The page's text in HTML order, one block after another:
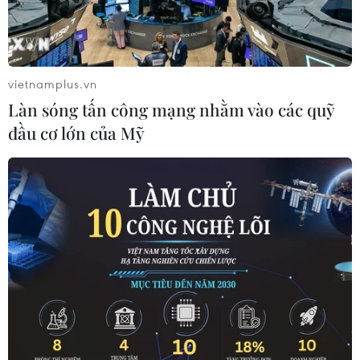
ngoại rộng mở..
Đại sứ Việt Nam tại Hoa Kỳ Nguyễn Quốc Dũng. (Ảnh: KIều
Trang/TTXVN)
Ngày 12/4, Đại sứ Việt Nam tại Mỹ Nguyễn Quốc
Dũng đã tới thăm và nói chuyện với các giáo sư
vietnamplus.vn
Làn sóng tấn công mạng nhằm vào các quỹ
đầu cơ lớn của Mỹ